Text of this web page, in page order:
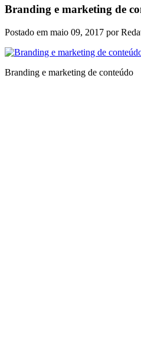
Branding e marketing de
Postado em maio 09, 2017 por
Branding e marketing de conteúdo